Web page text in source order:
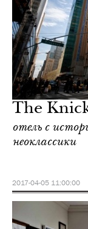
The
отель с
неоклассики
2017-04-05 11:00:00
Йорк